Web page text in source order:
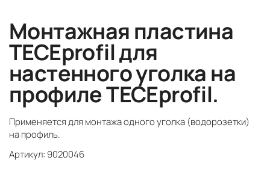
Монтажная пластина
TECEprofil для
настенного уголка на
профиле TECEprofil.
Применяется для монтажа одного уголка (водорозетки)
на профиль.
Артикул: 9020046